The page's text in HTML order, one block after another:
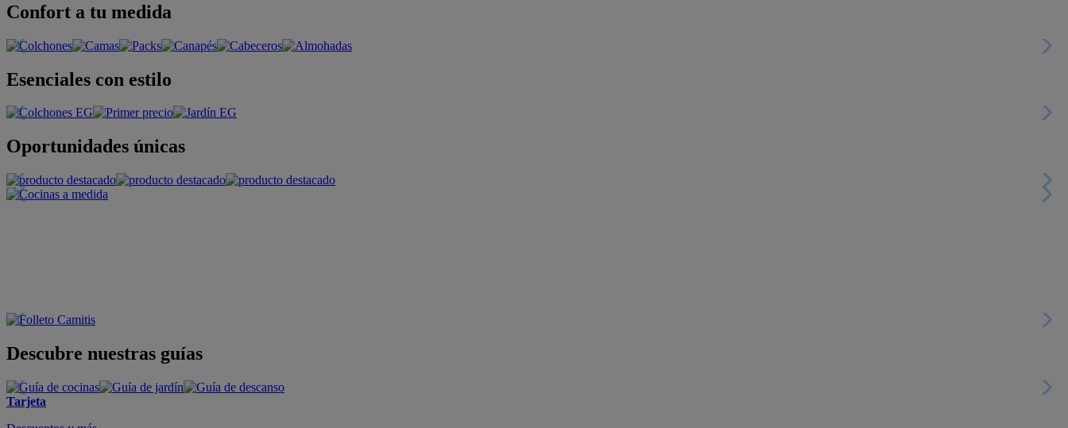
Confort a tu medida
Esenciales con estilo
Oportunidades únicas
Descubre nuestras guías
Tarjeta